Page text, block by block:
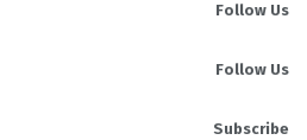
Follow Us
Follow Us
Subscribe